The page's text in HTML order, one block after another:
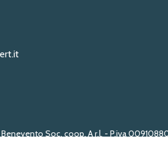
Soc. coop. A r.l. - P.iva